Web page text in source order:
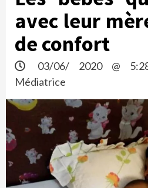
avec leur
de confort
03/06/ 2020 @
Médiatrice